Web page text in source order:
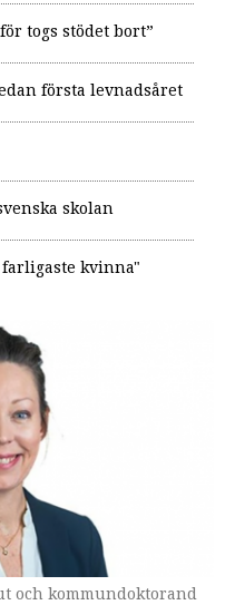
togs stödet bort”
första levnadsåret
skolan
farligaste kvinna"
och kommundoktorand